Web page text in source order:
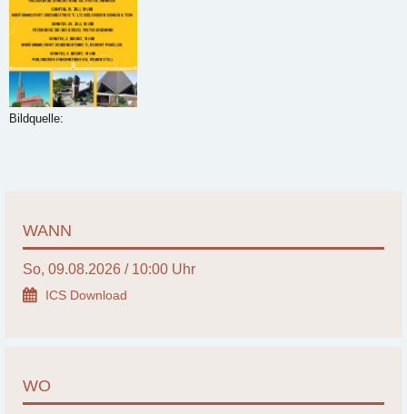
Bildquelle:
WANN
So, 09.08.2026 / 10:00 Uhr
ICS Download
WO